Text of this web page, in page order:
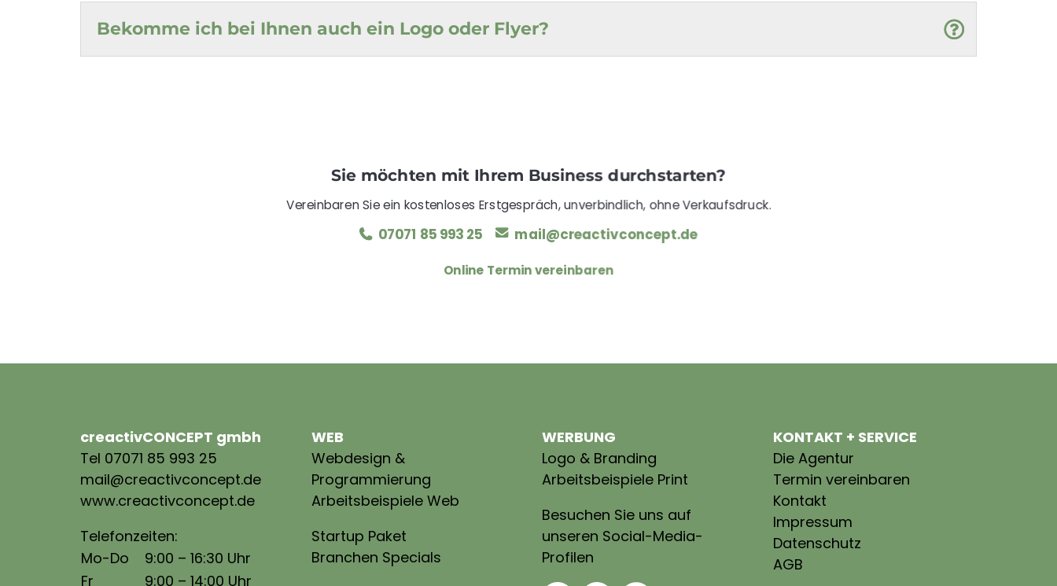
Bekomme ich bei Ihnen auch ein Logo oder Flyer?
Sie möchten mit Ihrem Business durchstarten?
Vereinbaren Sie ein kostenloses Erstgespräch, unverbindlich, ohne Verkaufsdruck.
07071 85 993 25 mail@creactivconcept.de
Online Termin vereinbaren
creactivCONCEPT gmbh
Tel 07071 85 993 25
mail@creactivconcept.de
www.creactivconcept.de
Telefonzeiten:
Mo-Do
9:00 – 16:30 Uhr
Fr
9:00 – 14:00 Uhr
WEB
Webdesign &
Programmierung
Arbeitsbeispiele Web
Startup Paket
Branchen Specials
WERBUNG
Logo & Branding
Arbeitsbeispiele Print
Besuchen Sie uns auf
unseren Social-Media-
Profilen
KONTAKT + SERVICE
Die Agentur
Termin vereinbaren
Kontakt
Impressum
Datenschutz
AGB